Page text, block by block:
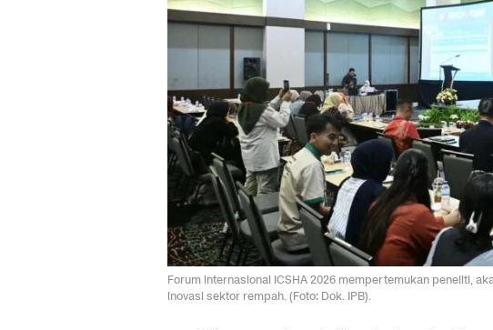
Forum internasional ICSHA 2026 mempertemukan peneliti,
inovasi sektor rempah. (Foto: Dok. IPB).